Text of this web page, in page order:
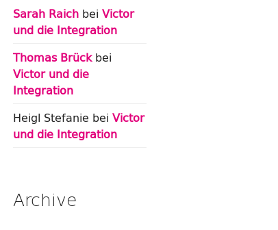
Sarah Raich bei Victor
und die Integration
Thomas Brückbei
Victor und die
Integration
Heigl Stefanie bei Victor
und die Integration
Archive